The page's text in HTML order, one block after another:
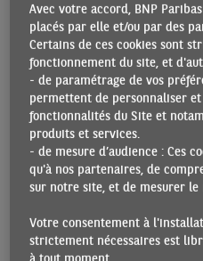
BRÉSIL | FACE AU
CONTRAINT MAIS PAS
Sous l’effet du resserrement
du Brésil s’essouffle depuis deux
Avec votre accord, BNP
placés par elle et/ou par des
Certains de ces cookies sont
fonctionnement du site, et
- de paramétrage de vos
permettent de personnaliser
fonctionnalités du Site et
produits et services.
- de mesure d’audience : Ces
qu'à nos partenaires, de
sur notre site, et de mesurer
Votre consentement à
strictement nécessaires est